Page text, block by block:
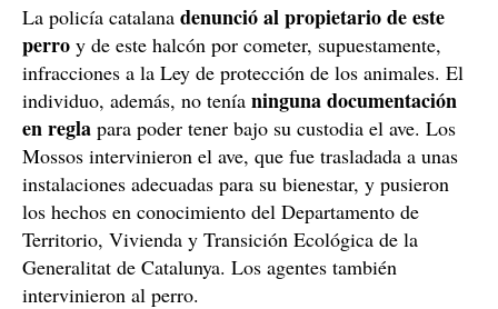
La policía catalana denunció al propietario de este
perro y de este halcón por cometer, supuestamente,
infracciones a la Ley de protección de los animales. El
individuo, además, no tenía ninguna documentación
en regla para poder tener bajo su custodia el ave. Los
Mossos intervinieron el ave, que fue trasladada a unas
instalaciones adecuadas para su bienestar, y pusieron
los hechos en conocimiento del Departamento de
Territorio, Vivienda y Transición Ecológica de la
Generalitat de Catalunya. Los agentes también
intervinieron al perro.